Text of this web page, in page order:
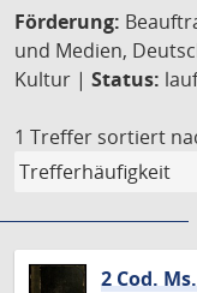
Förderung:
und Medien,
Kultur | Status:
1 Treffer sortiert
2 Cod.